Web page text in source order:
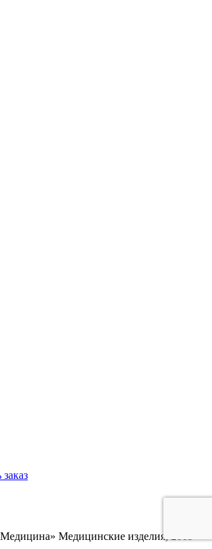
Медицинские изделия, 2009-